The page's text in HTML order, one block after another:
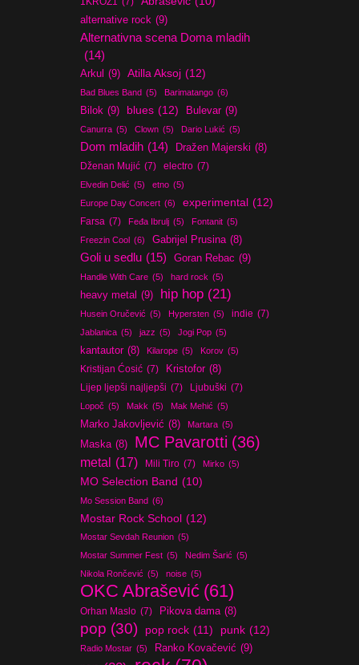
alternative rock (9)
Alternativna scena Doma mladih
(14)
Arkul (9) Atilla Aksoj (12)
Bad Blues Band (5) Barimatango (6)
Bilok (9) blues (12) Bulevar (9)
Canurra (5) Clown (5) Dario Lukić (5)
Dom mladih (14) Dražen Majerski (8)
Dženan Mujić (7) electro (7)
Elvedin Delić (5) etno (5)
Europe Day Concert (6) experimental (12)
Farsa (7) Feđa Ibrulj (5) Fontanit (5)
Freezin Cool (6) Gabrijel Prusina (8)
Goli u sedlu (15) Goran Rebac (9)
Handle With Care (5) hard rock (5)
heavy metal (9) hip hop (21)
Husein Oručević (5) Hypersten (5) indie (7)
Jablanica (5) jazz (5) Jogi Pop (5)
kantautor (8) Kilarope (5) Korov (5)
Kristijan Ćosić (7) Kristofor (8)
Lijep ljepši najljepši (7) Ljubuški (7)
Lopoč (5) Makk (5) Mak Mehić (5)
Marko Jakovljević (8) Martara (5)
Maska (8) MC Pavarotti (36)
metal (17) Mili Tiro (7) Mirko (5)
MO Selection Band (10)
Mo Session Band (6)
Mostar Rock School (12)
Mostar Sevdah Reunion (5)
Mostar Summer Fest (5) Nedim Šarić (5)
Nikola Rončević (5) noise (5)
OKC Abrašević (61)
Orhan Maslo (7) Pikova dama (8)
pop (30) pop rock (11) punk (12)
Radio Mostar (5) Ranko Kovačević (9)